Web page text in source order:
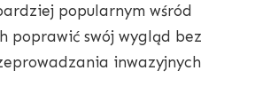
popularnym wśród
poprawić swój wygląd bez
inwazyjnych